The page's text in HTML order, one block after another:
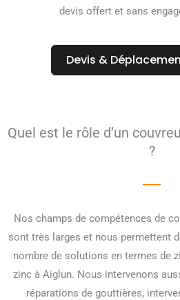
devis offert et sans
Devis &
Quel est le rôle d’un
?
Nos champs de compétences de
sont très larges et nous permettent
nombre de solutions en termes de
zinc à Aiglun. Nous intervenons
réparations de gouttières,